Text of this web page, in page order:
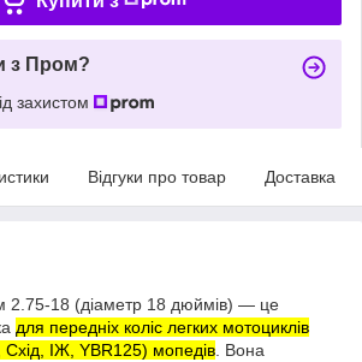
з Пром?
захистом
Відгуки про товар Доставка
2.75-18 (діаметр 18 дюймів) — це
для передніх коліс легких мотоциклів
ІЖ, YBR125) мопедів . Вона